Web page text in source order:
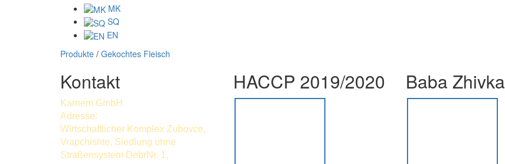
MK
SQ
EN
Produkte / Gekochtes Fleisch
Kontakt
Karnem GmbH
Adresse:
Wirtschaftlicher Komplex Zubovce,
Vrapchishte, Siedlung ohne
Straßensystem DebrNr. 1,
HACCP 2019/2020 Baba Zhivka